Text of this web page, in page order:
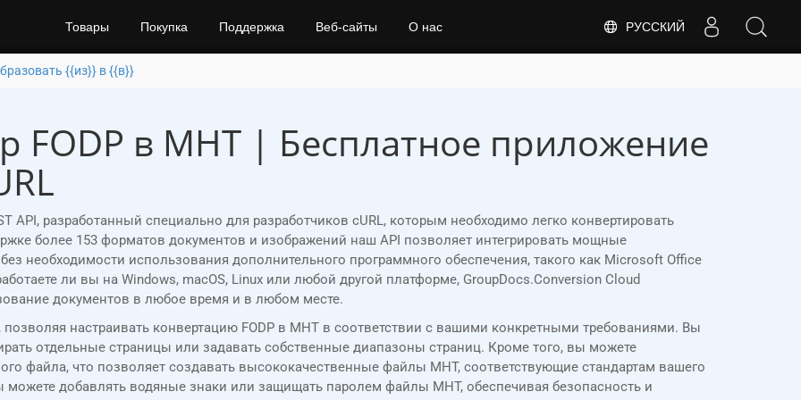
РУССКИЙ
Товары Покупка Поддержка Веб-сайты О нас
{{из}} в {{в}}
FODP в MHT | Бесплатное приложение
API, разработанный специально для разработчиков cURL, которым необходимо легко конвертировать
более 153 форматов документов и изображений наш API позволяет интегрировать мощные
необходимости использования дополнительного программного обеспечения, такого как Microsoft Office
ли вы на Windows, macOS, Linux или любой другой платформе, GroupDocs.Conversion Cloud
документов в любое время и в любом месте.
настраивать конвертацию FODP в MHT в соответствии с вашими конкретными требованиями. Вы
отдельные страницы или задавать собственные диапазоны страниц. Кроме того, вы можете
файла, что позволяет создавать высококачественные файлы MHT, соответствующие стандартам вашего
добавлять водяные знаки или защищать паролем файлы MHT, обеспечивая безопасность и